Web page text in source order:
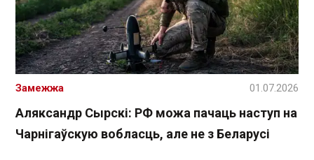
Аляксандр Сырскі: РФ можа пачаць наступ на
Чарнігаўскую вобласць, але не з Беларусі
Замежжа 01.07.2026